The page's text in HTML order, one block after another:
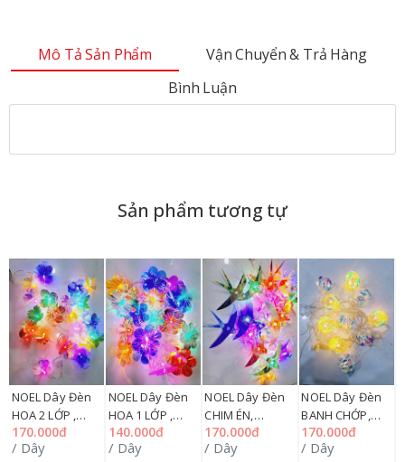
Mô Tả Sản Phẩm
Vận Chuyển & Trả Hàng
Bình Luận
Sản phẩm tương tự
NOEL Dây Đèn
HOA 2 LỚP ,
249HMUA
170.000đ
/ Dây
NOEL Dây Đèn
HOA 1 LỚP ,
249HMUA
140.000đ
/ Dây
NOEL Dây Đèn
CHIM ÉN,
249HMUA
170.000đ
/ Dây
NOEL Dây Đèn
BANH CHỚP,
249HMUA
170.000đ
/ Dây